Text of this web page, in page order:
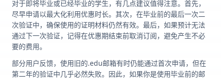
对于即将毕业或已经毕业的学生，有几点建议值得注意。首先，
尽早申请以最大化利用优惠时长。其次，在毕业前的最后一次二
次验证中，确保使用的证明材料仍然有效。最后，如果预计无法
通过下一次验证，记得在优惠期结束前取消订阅，避免产生不必
要的费用。
部分用户反馈，使用旧的.edu邮箱有时仍能通过首次申请，但在
第二年的验证中几乎必然失败。因此，如果你是使用毕业前的邮